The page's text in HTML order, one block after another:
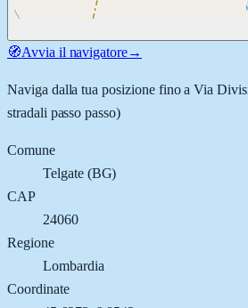
🧭Avvia il navigatore→
Naviga dalla tua posizione fino aVia
stradali passo passo)
Comune
Telgate(BG)
CAP
24060
Regione
Lombardia
Coordinate